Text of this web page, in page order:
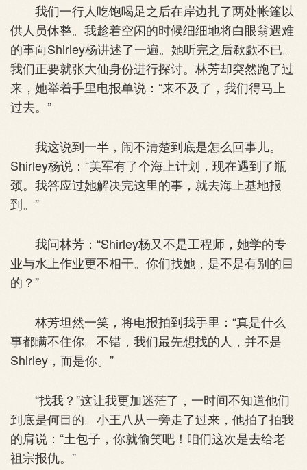
我们一行人吃饱喝足之后在岸边扎了两处帐篷以
供人员休整。我趁着空闲的时候细细地将白眼翁遇难
的事向Shirley杨讲述了一遍。她听完之后欷歔不已。
我们正要就张大仙身份进行探讨。林芳却突然跑了过
来，她举着手里电报单说：“来不及了，我们得马上
过去。”
我这说到一半，闹不清楚到底是怎么回事儿。
Shirley杨说：“美军有了个海上计划，现在遇到了瓶
颈。我答应过她解决完这里的事，就去海上基地报
到。”
我问林芳：“Shirley杨又不是工程师，她学的专
业与水上作业更不相干。你们找她，是不是有别的目
的？”
林芳坦然一笑，将电报拍到我手里：“真是什么
事都瞒不住你。不错，我们最先想找的人，并不是
Shirley，而是你。”
“找我？”这让我更加迷茫了，一时间不知道他们
到底是何目的。小王八从一旁走了过来，他拍了拍我
的肩说：“土包子，你就偷笑吧！咱们这次是去给老
祖宗报仇。”